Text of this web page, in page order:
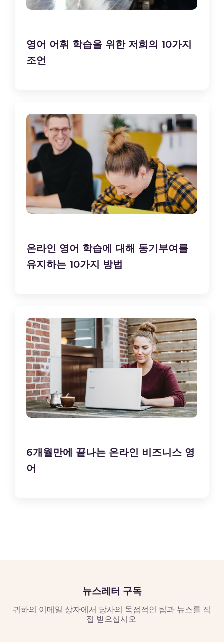
영어 어휘 학습을 위한 저희의 10가지
조언
온라인 영어 학습에 대해 동기부여를
유지하는 10가지 방법
6개월만에 끝나는 온라인 비즈니스 영
어
뉴스레터 구독
귀하의 이메일 상자에서 당사의 독점적인 팁과 뉴스를 직
접 받으십시오.